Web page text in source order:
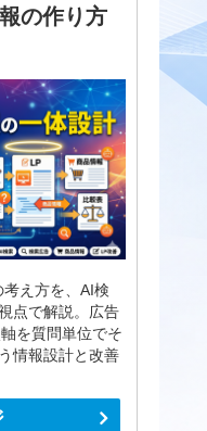
の作り方
え方を、AI検
点で解説。広告
を質問単位でそ
情報設計と改善